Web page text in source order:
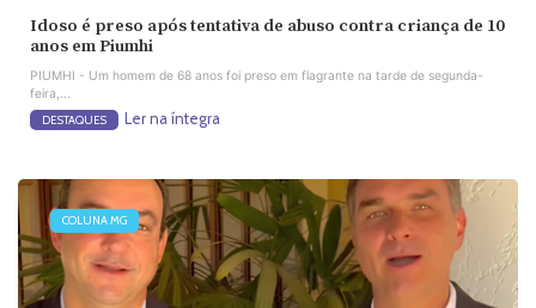
Idoso é preso após tentativa de abuso contra criança de 10
anos em Piumhi
PIUMHI - Um homem de 68 anos foi preso em flagrante na tarde de segunda-
feira,...
DESTAQUES Ler na íntegra
COLUNA MG